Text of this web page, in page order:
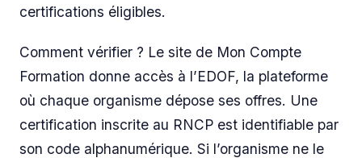
certifications éligibles.
Comment vérifier ? Le site de Mon Compte
Formation donne accès à l’EDOF, la plateforme
où chaque organisme dépose ses offres. Une
certification inscrite au RNCP est identifiable par
son code alphanumérique. Si l’organisme ne le